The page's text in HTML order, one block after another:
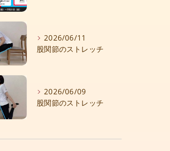
2026/06/11
股関節のストレッチ
2026/06/09
股関節のストレッチ